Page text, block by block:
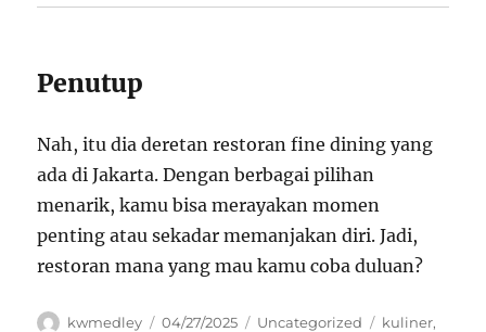
Penutup
Nah, itu dia deretan restoran fine dining yang
ada di Jakarta. Dengan berbagai pilihan
menarik, kamu bisa merayakan momen
penting atau sekadar memanjakan diri. Jadi,
restoran mana yang mau kamu coba duluan?
Author
kwmedley
Posted
04/27/2025 Categories
Uncategorized Tags
kuliner,